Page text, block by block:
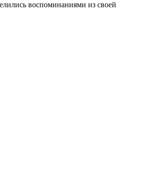
воспоминаниями из своей